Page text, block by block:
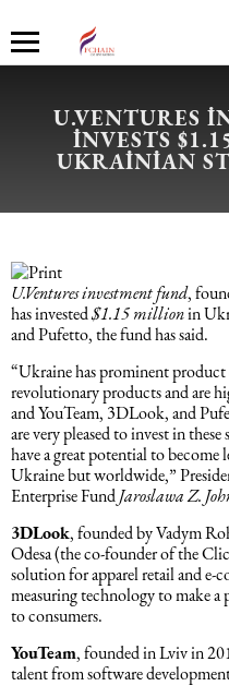
Haqqımızda
Xəbərlər
Xidmətlər
Mühasibat xidmətləri
Uçotun bərpası
Məsləhət Xidmətləri
Maliyyə hesabatının
standartları
Hesabatların hazırlanması
Əmək haqqın hesablanması
1C
Hüquq xidmətləri və konsaltinq
Əmək hüququ
Beynəlxalq (özəl) hüquq
Azərbaycanda miqrasiya
Mediasiya hüququ
Qanun, məxfilik, gizlilik və
İnsan Resursların uçotu
İnsan Resursların uçotu
Autsorsinq və autstaffinq
Rekrutinq xidmətləri
Employer Of Record
Marketinq xidmətləri
Marketinq xidmətləri
Ticarət marketinq xidmətləri
U.VENTURES
INVESTS
UKRAINIAN
U.Ventures investment fund,
has invested$1.15 millionin
and Pufetto, the fund has said.
“Ukraine has prominent product
revolutionary products and are
and YouTeam, 3DLook, and
are very pleased to invest in
have a great potential to become
Ukraine but worldwide,”
Enterprise FundJaroslawa Z.
3DLook, founded by Vadym
Odesa (the co-founder of the
solution for apparel retail and e-
measuring technology to make
to consumers.
YouTeam, founded in Lviv in
talent from software